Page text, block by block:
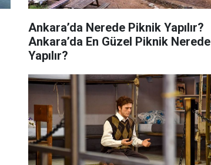
Ankara’da Nerede Piknik Yapılır?
Ankara’da En Güzel Piknik Nerede
Yapılır?